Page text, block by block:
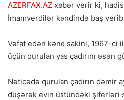
AZERFAX.AZ xəbər verir ki,
İmamverdilər kəndində baş verib.
Vəfat edən kənd sakini, 1967-ci
üçün qurulan yas çadırını əsən
Nəticədə qurulan çadırın dəmir
düşərək evin üstündəki şiferləri